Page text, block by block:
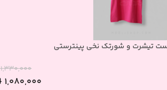
تیشرت و شورتک نخی پینترستی
۱,۳۳۰,۰۰۰
۱,۰۸۰,۰۰۰